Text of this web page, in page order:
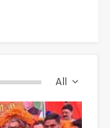
All